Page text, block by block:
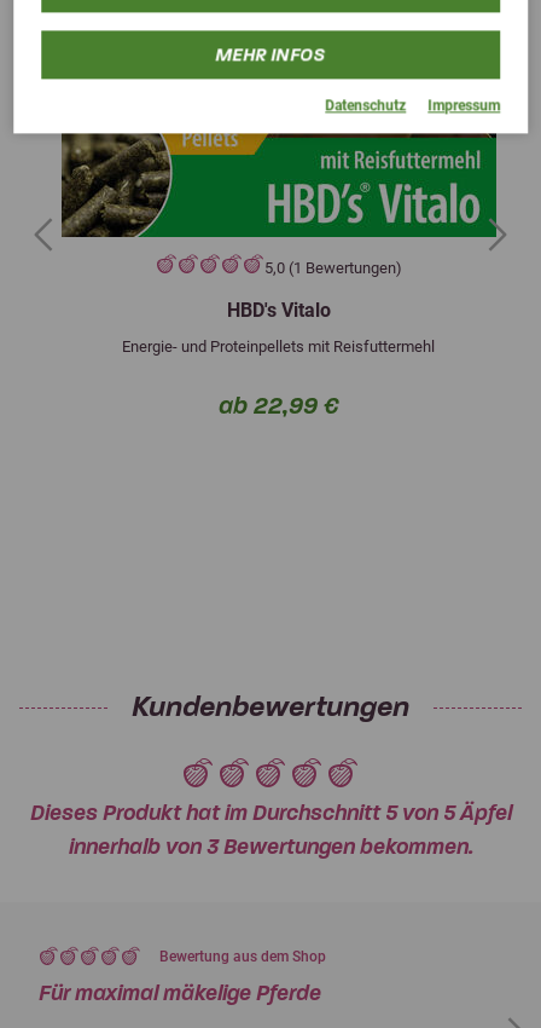
MEHR INFOS
Datenschutz Impressum
5,0 (1 Bewertungen)
HBD's Vitalo
Energie- und Proteinpellets mit Reisfuttermehl
ab 22,99 €
Previous Next
Kundenbewertungen
Dieses Produkt hat im Durchschnitt 5 von 5 Äpfel
innerhalb von 3 Bewertungen bekommen.
Bewertung aus dem Shop
Für maximal mäkelige Pferde